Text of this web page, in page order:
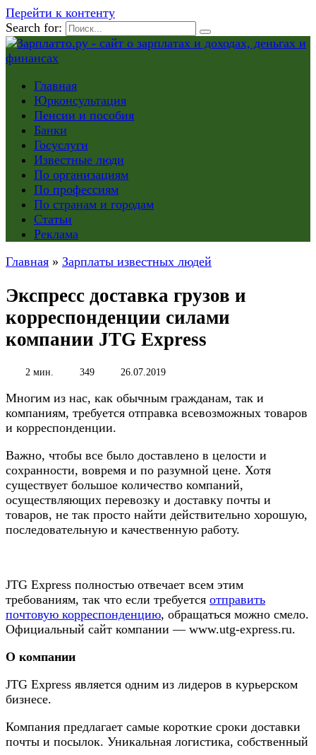
Перейти к контенту
Search for:
Главная
Юрконсультация
Пенсии и пособия
Банки
Госуслуги
Известные люди
По организациям
По профессиям
По странам и городам
Статьи
Реклама
Главная » Зарплаты известных людей
Экспресс доставка грузов и
корреспонденции силами
компании JTG Express
2 мин. 349 26.07.2019
Многим из нас, как обычным гражданам, так и
компаниям, требуется отправка всевозможных товаров
и корреспонденции.
Важно, чтобы все было доставлено в целости и
сохранности, вовремя и по разумной цене. Хотя
существует большое количество компаний,
осуществляющих перевозку и доставку почты и
товаров, не так просто найти действительно хорошую,
последовательную и качественную работу.
JTG Express полностью отвечает всем этим
требованиям, так что если требуется отправить
почтовую корреспонденцию, обращаться можно смело.
Официальный сайт компании — www.utg-express.ru.
О компании
JTG Express является одним из лидеров в курьерском
бизнесе.
Компания предлагает самые короткие сроки доставки
почты и посылок. Уникальная логистика, собственный